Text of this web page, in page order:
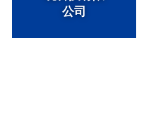
公司